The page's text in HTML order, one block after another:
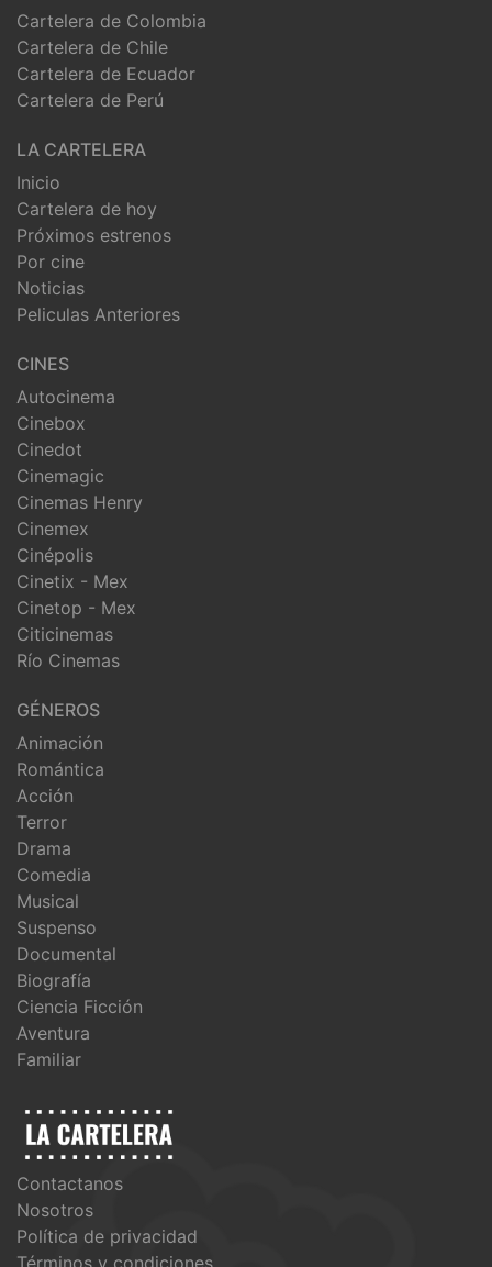
Cartelera de Colombia
Cartelera de Chile
Cartelera de Ecuador
Cartelera de Perú
LA CARTELERA
Inicio
Cartelera de hoy
Próximos estrenos
Por cine
Noticias
Peliculas Anteriores
CINES
Autocinema
Cinebox
Cinedot
Cinemagic
Cinemas Henry
Cinemex
Cinépolis
Cinetix - Mex
Cinetop - Mex
Citicinemas
Río Cinemas
GÉNEROS
Animación
Romántica
Acción
Terror
Drama
Comedia
Musical
Suspenso
Documental
Biografía
Ciencia Ficción
Aventura
Familiar
Contactanos
Nosotros
Política de privacidad
Términos y condiciones